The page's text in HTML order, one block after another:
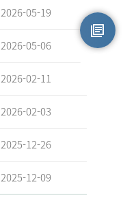
2026-05-19
2026-05-06
2026-02-11
2026-02-03
2025-12-26
2025-12-09